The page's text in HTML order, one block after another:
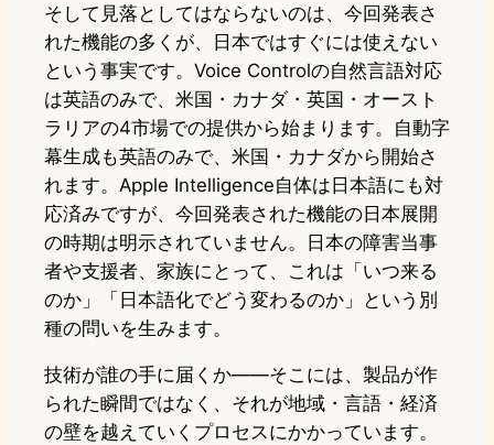
そして見落としてはならないのは、今回発表さ
れた機能の多くが、日本ではすぐには使えない
という事実です。Voice Controlの自然言語対応
は英語のみで、米国・カナダ・英国・オースト
ラリアの4市場での提供から始まります。自動字
幕生成も英語のみで、米国・カナダから開始さ
れます。Apple Intelligence自体は日本語にも対
応済みですが、今回発表された機能の日本展開
の時期は明示されていません。日本の障害当事
者や支援者、家族にとって、これは「いつ来る
のか」「日本語化でどう変わるのか」という別
種の問いを生みます。
技術が誰の手に届くか——そこには、製品が作
られた瞬間ではなく、それが地域・言語・経済
の壁を越えていくプロセスにかかっています。